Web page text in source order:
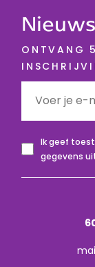
ONTVANG
Ik geef
gegevens